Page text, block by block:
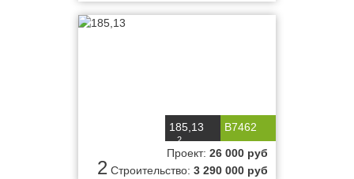
B7462
185,13
м2
2
Проект: 26 000 руб
Строительство: 3 290 000 руб